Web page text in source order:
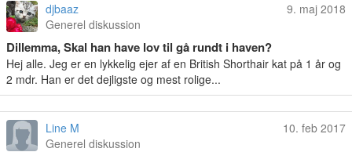
djbaaz
Generel diskussion
9. maj 2018
Dillemma, Skal han have lov til gå rundt i haven?
Hej alle. Jeg er en lykkelig ejer af en British Shorthair kat på 1 år og
2 mdr. Han er det dejligste og mest rolige...
Line M
Generel diskussion
10. feb 2017